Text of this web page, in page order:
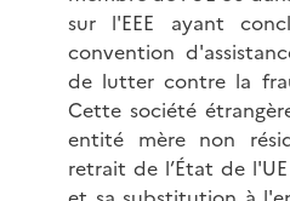
sur l'EEE ayant
convention
de lutter contre la
Cette société
entité mère non
retrait de l’État de